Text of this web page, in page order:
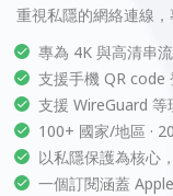
重視私隱的網絡連線，
專為 4K 與高清串
支援手機 QR code
支援 WireGuard 等
100+ 國家/地區 ·
以私隱保護為核心
一個訂閱涵蓋